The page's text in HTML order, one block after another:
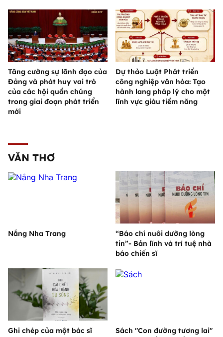
Tăng cường sự lãnh đạo của
Đảng và phát huy vai trò
của các hội quần chúng
trong giai đoạn phát triển
mới
Dự thảo Luật Phát triển
công nghiệp văn hóa: Tạo
hành lang pháp lý cho một
lĩnh vực giàu tiềm năng
VĂN THƠ
Nắng Nha Trang
“Báo chí nuôi dưỡng lòng
tin”- Bản lĩnh và trí tuệ nhà
báo chiến sĩ
Ghi chép của một bác sĩ
Sách "Con đường tương lai"